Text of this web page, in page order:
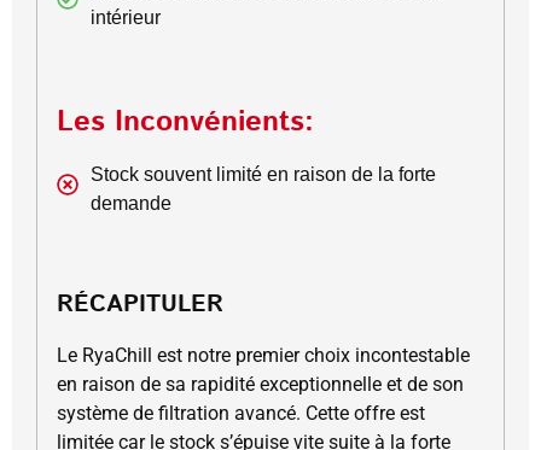
intérieur
Les Inconvénients:
Stock souvent limité en raison de la forte
demande
RÉCAPITULER
Le RyaChill est notre premier choix incontestable
en raison de sa rapidité exceptionnelle et de son
système de filtration avancé. Cette offre est
limitée car le stock s’épuise vite suite à la forte